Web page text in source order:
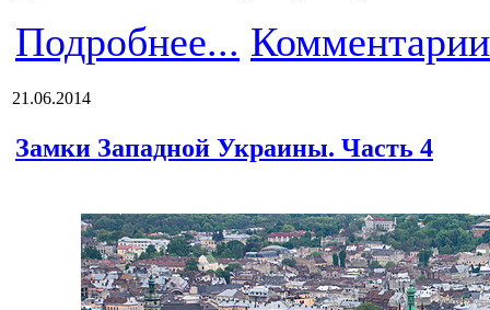
Подробнее...
21.06.2014
Замки Западной Украины. Часть 4